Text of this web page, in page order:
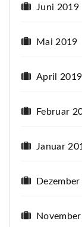
Juni 2019
Mai 2019
April 2019
Februar
Januar